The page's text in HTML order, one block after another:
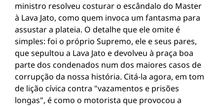
ministro resolveu costurar o escândalo do Master
à Lava Jato, como quem invoca um fantasma para
assustar a plateia. O detalhe que ele omite é
simples: foi o próprio Supremo, ele e seus pares,
que sepultou a Lava Jato e devolveu à praça boa
parte dos condenados num dos maiores casos de
corrupção da nossa história. Citá-la agora, em tom
de lição cívica contra "vazamentos e prisões
longas", é como o motorista que provocou a